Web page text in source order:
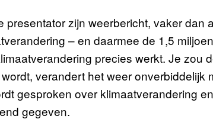
presentator zijn weerbericht, vaker dan
– en daarmee de 1,5
precies werkt. Je zou
verandert het weer onverbiddelijk
gesproken over klimaatverandering
gegeven.